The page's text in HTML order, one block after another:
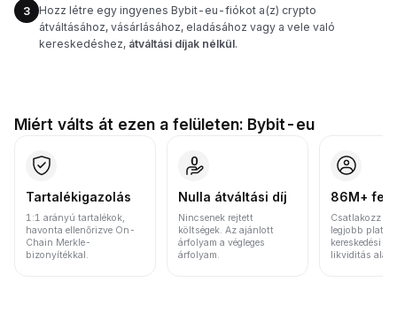
3
Hozz létre egy ingyenes Bybit-eu-fiókot a(z) crypto
átváltásához, vásárlásához, eladásához vagy a vele való
kereskedéshez, átváltási díjak nélkül.
Miért válts át ezen a felületen: Bybit-eu
Tartalékigazolás
1:1 arányú tartalékok,
havonta ellenőrizve On-
Chain Merkle-
bizonyítékkal.
Nulla átváltási díj
Nincsenek rejtett
költségek. Az ajánlott
árfolyam a végleges
árfolyam.
86M+
Csatlakozz a
legjobb
kereskedési
likviditás